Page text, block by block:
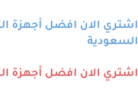
اشتري الان افضل أجهزة
السعودية
اشتري الان افضل أجهزة